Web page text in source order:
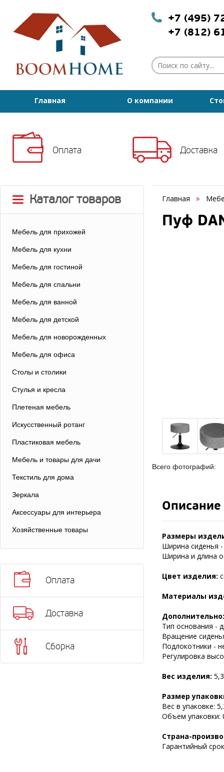
+7 (495)
+7 (812)
Главная О компании
Оплата Доставка
Каталог товаров
Мебель для прихожей
Мебель для кухни
Мебель для гостиной
Мебель для спальни
Мебель для ванной
Мебель для детской
Мебель для новорожденных
Мебель для офиса
Столы и столики
Стулья и кресла
Плетеная мебель
Искусственный ротанг
Пластиковая мебель
Мебель и товары для дачи
Текстиль для дома
Зеркала
Аксессуары для интерьера
Хозяйственные товары
Оплата
Доставка
Сборка
Главная
Пуф
Всего фотографий:
Описание
Размеры
Ширина сиденья
Ширина и длина
Цвет изделия:
Материалы
Дополнительно:
Тип основания -
Вращение
Подлокотники -
Регулировка
Вес изделия:
Размер
Вес в упаковке:
Объем упаковки:
Страна-
Гарантийный